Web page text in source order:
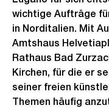
wichtige Aufträge
in Norditalien. Mit
Amtshaus
Rathaus Bad
Kirchen, für die er
seiner freien
Themen häufig